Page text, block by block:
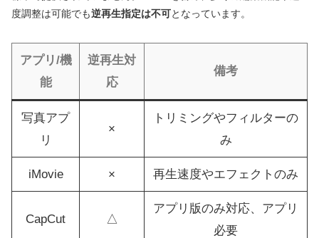
度調整は可能でも逆再生指定は不可となっています。
アプリ/機
能
逆再生対
応
備考
写真アプ
リ
×
トリミングやフィルターの
み
iMovie × 再生速度やエフェクトのみ
CapCut △
アプリ版のみ対応、アプリ
必要